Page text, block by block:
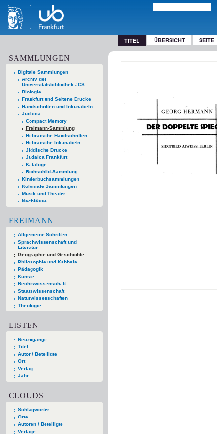
TITEL ÜBERSICHT SEITE
SAMMLUNGEN
Digitale Sammlungen
Archiv der
Universitätsbibliothek JCS
Biologie
Frankfurt und Seltene Drucke
Handschriften und Inkunabeln
Judaica
Compact Memory
Freimann-Sammlung
Hebräische Handschriften
Hebräische Inkunabeln
Jiddische Drucke
Judaica Frankfurt
Kataloge
Rothschild-Sammlung
Kinderbuchsammlungen
Koloniale Sammlungen
Musik und Theater
Nachlässe
FREIMANN
Allgemeine Schriften
Sprachwissenschaft und
Literatur
Geographie und Geschichte
Philosophie und Kabbala
Pädagogik
Künste
Rechtswissenschaft
Staatswissenschaft
Naturwissenschaften
Theologie
LISTEN
Neuzugänge
Titel
Autor / Beteiligte
Ort
Verlag
Jahr
CLOUDS
Schlagwörter
Orte
Autoren / Beteiligte
Verlage